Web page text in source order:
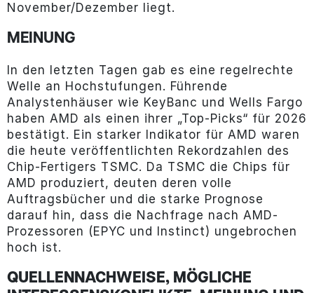
November/Dezember liegt.
MEINUNG
In den letzten Tagen gab es eine regelrechte
Welle an Hochstufungen. Führende
Analystenhäuser wie KeyBanc und Wells Fargo
haben AMD als einen ihrer „Top-Picks“ für 2026
bestätigt. Ein starker Indikator für AMD waren
die heute veröffentlichten Rekordzahlen des
Chip-Fertigers TSMC. Da TSMC die Chips für
AMD produziert, deuten deren volle
Auftragsbücher und die starke Prognose
darauf hin, dass die Nachfrage nach AMD-
Prozessoren (EPYC und Instinct) ungebrochen
hoch ist.
QUELLENNACHWEISE, MÖGLICHE